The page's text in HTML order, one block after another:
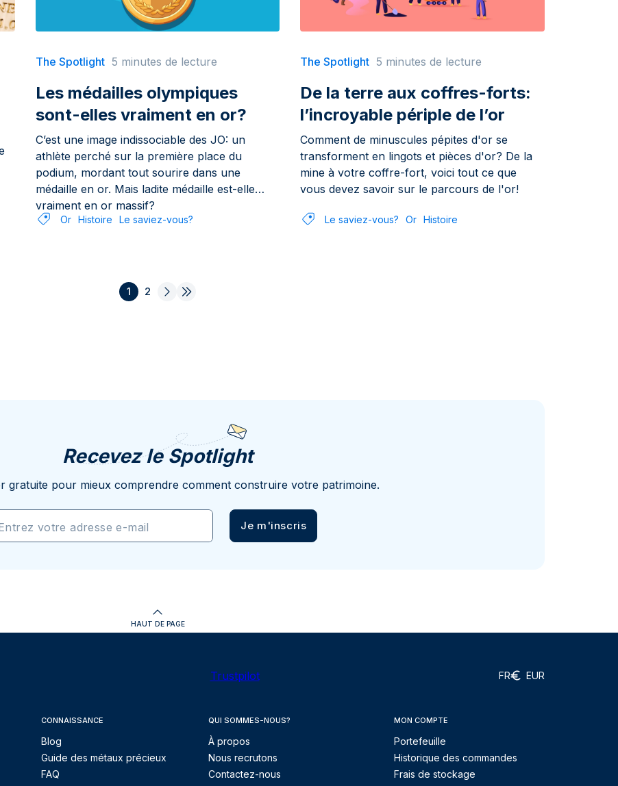
The Spotlight 5 minutes de lecture
Les médailles olympiques
sont-elles vraiment en or?
C’est une image indissociable des JO: un
athlète perché sur la première place du
podium, mordant tout sourire dans une
médaille en or. Mais ladite médaille est-elle
vraiment en or massif?
Or Histoire Le saviez-vous?
The Spotlight 5 minutes de lecture
De la terre aux coffres-forts:
l’incroyable périple de l’or
Comment de minuscules pépites d'or se
transforment en lingots et pièces d'or? De la
mine à votre coffre-fort, voici tout ce que
vous devez savoir sur le parcours de l'or!
Le saviez-vous? Or Histoire
1 2
Recevez le Spotlight
gratuite pour mieux comprendre comment construire votre patrimoine.
votre adresse e-mail Je m'inscris
HAUT DE PAGE
Trustpilot FR EUR
CONNAISSANCE
Blog
Guide des métaux précieux
FAQ
QUI SOMMES-NOUS?
À propos
Nous recrutons
Contactez-nous
MON COMPTE
Portefeuille
Historique des commandes
Frais de stockage